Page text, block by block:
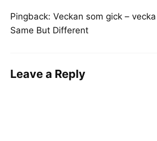
Pingback: Veckan som gick – vecka
Same But Different
Leave a Reply